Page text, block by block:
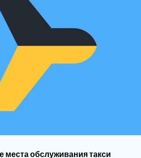
места обслуживания такси